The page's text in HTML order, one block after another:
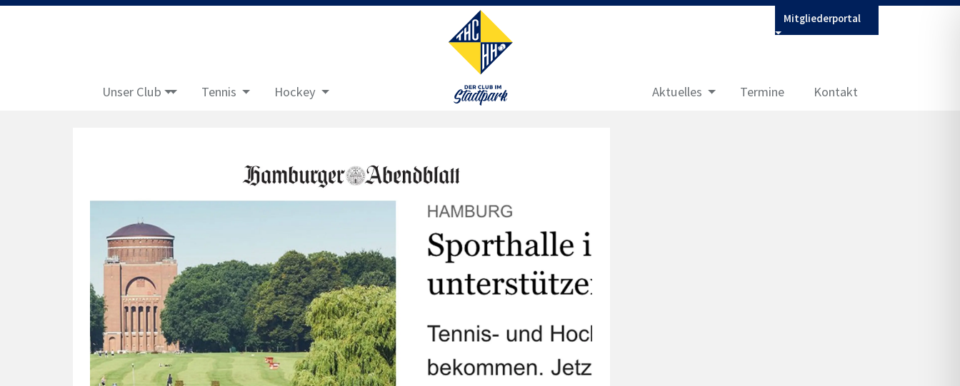
Unser Club Tennis Hockey
Mitgliederportal
Aktuelles Termine Kontakt